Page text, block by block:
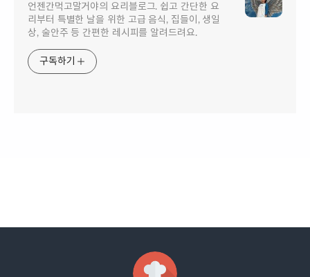
언젠간먹고말거야의 요리블로그. 쉽고 간단한 요
리부터 특별한 날을 위한 고급 음식, 집들이, 생일
상, 술안주 등 간편한 레시피를 알려드려요.
구독하기